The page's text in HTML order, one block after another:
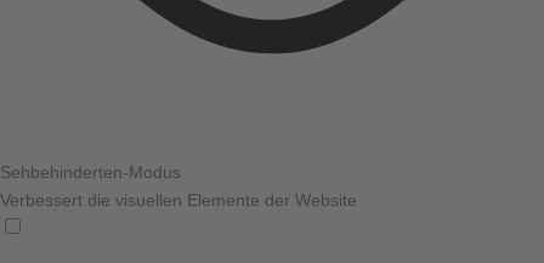
Sehbehinderten-Modus
Verbessert die visuellen Elemente der Website